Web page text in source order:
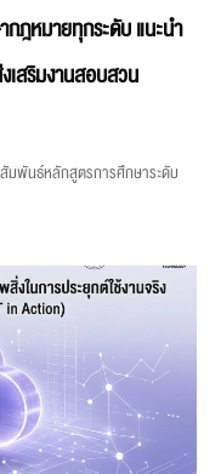
ฎหมายทุกระดับ แนะนำ
สริมงานสอบสวน
มพันธ์หลักสูตรการศึกษาระดับ